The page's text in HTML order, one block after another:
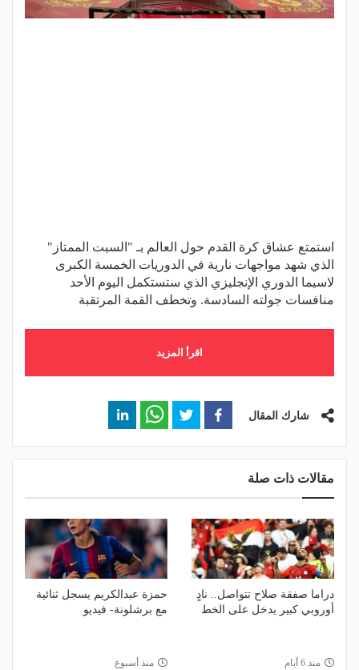
استمتع عشاق كرة القدم حول العالم بـ "السبت الممتاز"
الذي شهد مواجهات نارية في الدوريات الخمسة الكبرى
لاسيما الدوري الإنجليزي الذي ستستكمل اليوم الأحد
منافسات جولته السادسة. وتخطف القمة المرتقبة
اقرأ المزيد
شارك المقال
مقالات ذات صلة
دراما صفقة صلاح تتواصل.. نادٍ
أوروبي كبير يدخل على الخط
منذ 6 أيام
حمزة عبدالكريم يسجل ثنائية
مع برشلونة- فيديو
منذ أسبوع